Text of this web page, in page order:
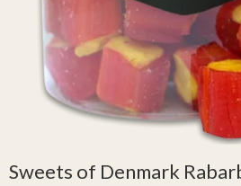
Sweets of Denmark